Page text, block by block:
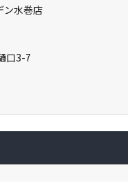
ン水巻店
口3-7